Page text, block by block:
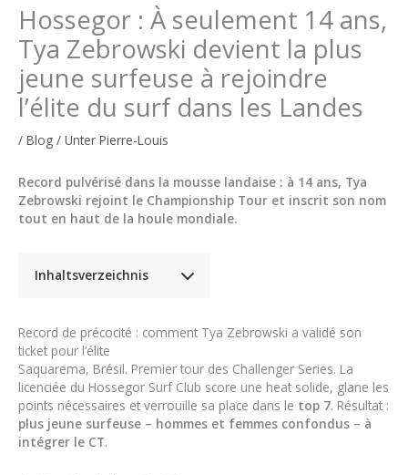
Hossegor : À seulement 14 ans,
Tya Zebrowski devient la plus
jeune surfeuse à rejoindre
l’élite du surf dans les Landes
/ Blog / Unter Pierre-Louis
Record pulvérisé dans la mousse landaise : à 14 ans, Tya
Zebrowski rejoint le Championship Tour et inscrit son nom
tout en haut de la houle mondiale.
Inhaltsverzeichnis
Record de précocité : comment Tya Zebrowski a validé son
ticket pour l’élite
Saquarema, Brésil. Premier tour des Challenger Series. La
licenciée du Hossegor Surf Club score une heat solide, glane les
points nécessaires et verrouille sa place dans le top 7. Résultat :
plus jeune surfeuse – hommes et femmes confondus – à
intégrer le CT.